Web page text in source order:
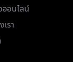
ออนไลน์
รา